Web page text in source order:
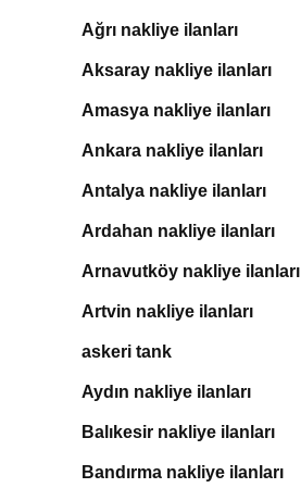
Ağrı nakliye ilanları
Aksaray nakliye ilanları
Amasya nakliye ilanları
Ankara nakliye ilanları
Antalya nakliye ilanları
Ardahan nakliye ilanları
Arnavutköy nakliye ilanları
Artvin nakliye ilanları
askeri tank
Aydın nakliye ilanları
Balıkesir nakliye ilanları
Bandırma nakliye ilanları